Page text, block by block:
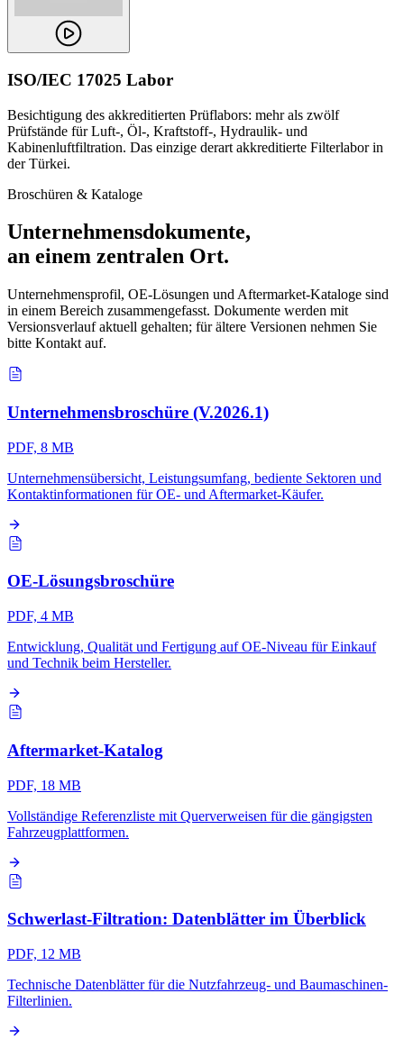
ISO/IEC 17025 Labor
Besichtigung des akkreditierten Prüflabors: mehr als zwölf
Prüfstände für Luft-, Öl-, Kraftstoff-, Hydraulik- und
Kabinenluftfiltration. Das einzige derart akkreditierte Filterlabor in
der Türkei.
Broschüren & Kataloge
Unternehmensdokumente,
an einem zentralen Ort.
Unternehmensprofil, OE-Lösungen und Aftermarket-Kataloge sind
in einem Bereich zusammengefasst. Dokumente werden mit
Versionsverlauf aktuell gehalten; für ältere Versionen nehmen Sie
bitte Kontakt auf.
Unternehmensbroschüre (V.2026.1)
PDF, 8 MB
Unternehmensübersicht, Leistungsumfang, bediente Sektoren und
Kontaktinformationen für OE- und Aftermarket-Käufer.
OE-Lösungsbroschüre
PDF, 4 MB
Entwicklung, Qualität und Fertigung auf OE-Niveau für Einkauf
und Technik beim Hersteller.
Aftermarket-Katalog
PDF, 18 MB
Vollständige Referenzliste mit Querverweisen für die gängigsten
Fahrzeugplattformen.
Schwerlast-Filtration: Datenblätter im Überblick
PDF, 12 MB
Technische Datenblätter für die Nutzfahrzeug- und Baumaschinen-
Filterlinien.